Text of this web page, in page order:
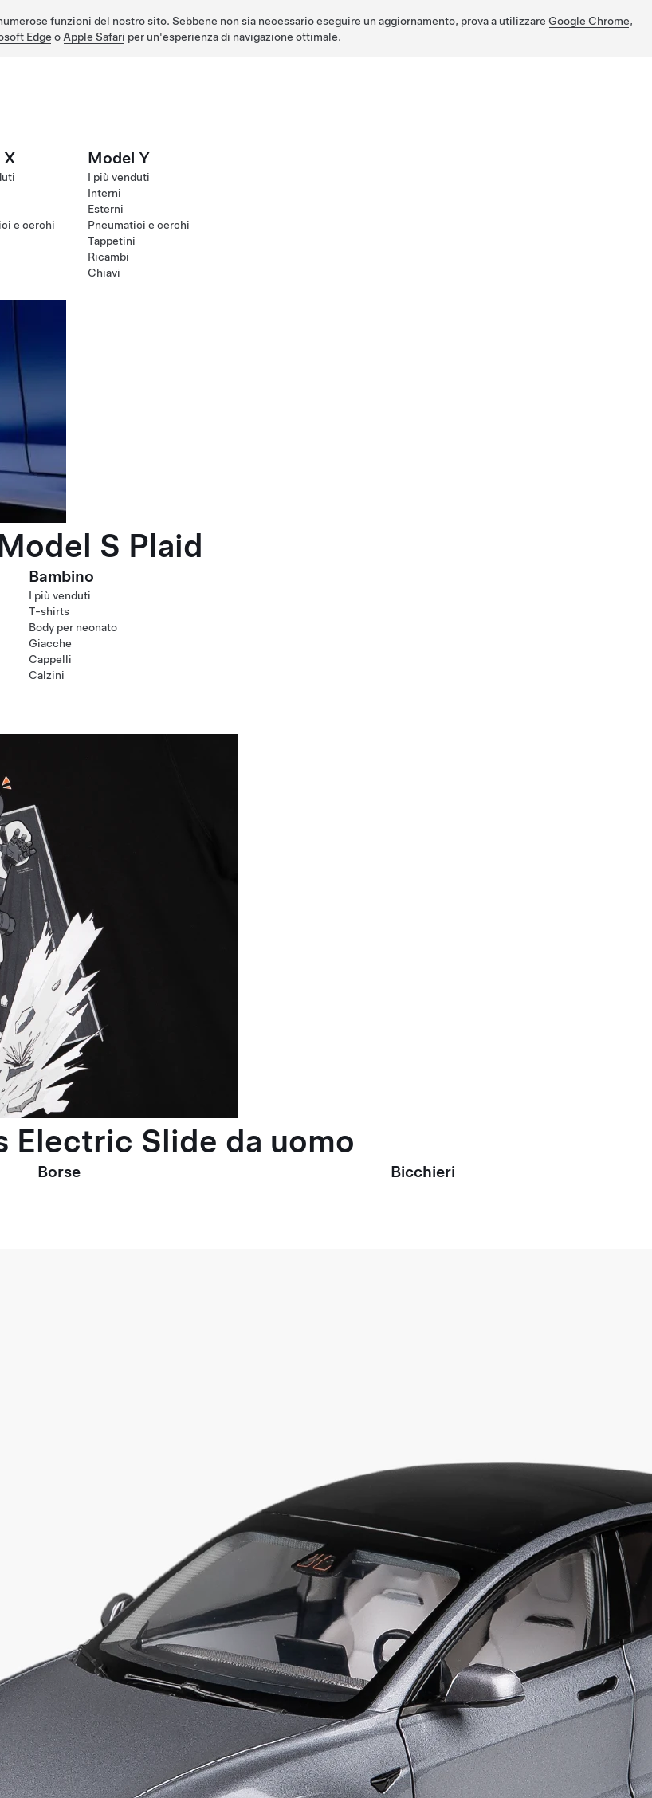
funzioni del nostro sito. Sebbene non sia necessario eseguire un aggiornamento, prova a utilizzare Google Chrome,
Edge o Apple Safari per un'esperienza di navigazione ottimale.
X
e cerchi
Model Y
I più venduti
Interni
Esterni
Pneumatici e cerchi
Tappetini
Ricambi
Chiavi
S Plaid
Bambino
I più venduti
T-shirts
Body per neonato
Giacche
Cappelli
Calzini
Electric Slide da uomo
Borse Bicchieri